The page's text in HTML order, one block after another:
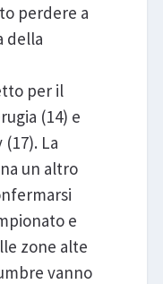
perdere a
della
per il
(14) e
La
un altro
e
zone alte
vanno